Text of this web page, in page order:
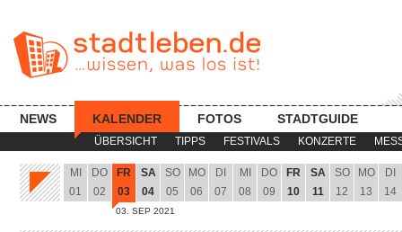
ÜBERSICHT TIPPS FESTIVALS KONZERTE
NEWS KALENDER FOTOS STADTGUIDE
MI
01
DO
02
FR
03
03. SEP 2021
SA
04
SO
05
MO
06
DI
07
MI
08
DO
09
FR
10
SA
11
SO
12
MO
13
DI
14